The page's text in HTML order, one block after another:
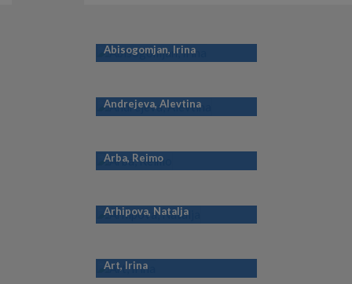
Abisogomjan, Irina
Andrejeva, Alevtina
Arba, Reimo
Arhipova, Natalja
Art, Irina